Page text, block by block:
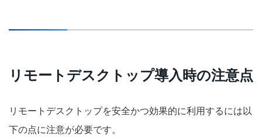
リモートデスクトップ導入時の注意点
リモートデスクトップを安全かつ効果的に利用するには以
下の点に注意が必要です。